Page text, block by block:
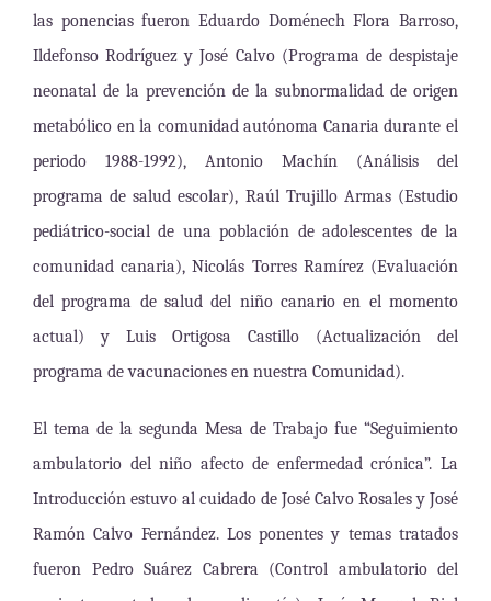
las ponencias fueron Eduardo Doménech Flora Barroso,
Ildefonso Rodríguez y José Calvo (Programa de despistaje
neonatal de la prevención de la subnormalidad de origen
metabólico en la comunidad autónoma Canaria durante el
periodo 1988-1992), Antonio Machín (Análisis del
programa de salud escolar), Raúl Trujillo Armas (Estudio
pediátrico-social de una población de adolescentes de la
comunidad canaria), Nicolás Torres Ramírez (Evaluación
del programa de salud del niño canario en el momento
actual) y Luis Ortigosa Castillo (Actualización del
programa de vacunaciones en nuestra Comunidad).
El tema de la segunda Mesa de Trabajo fue “Seguimiento
ambulatorio del niño afecto de enfermedad crónica”. La
Introducción estuvo al cuidado de José Calvo Rosales y José
Ramón Calvo Fernández. Los ponentes y temas tratados
fueron Pedro Suárez Cabrera (Control ambulatorio del